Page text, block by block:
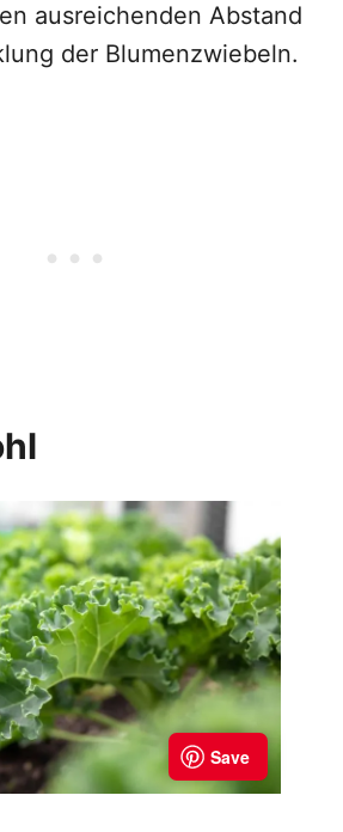
ausreichenden Abstand
der Blumenzwiebeln.